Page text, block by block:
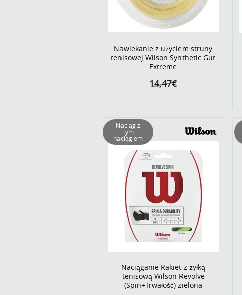
Nawlekanie z użyciem struny
tenisowej Wilson Synthetic Gut
Extreme
14,47€
Naciąganie Rakiet z żyłką
tenisową Wilson Revolve
(Spin+Trwałość) zielona
Naciąg z
tym
naciągiem